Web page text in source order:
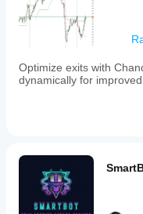
Optimize exits with
dynamically for